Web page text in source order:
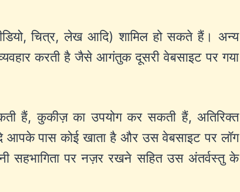
चित्र, लेख आदि) शामिल हो सकते हैं। अन्य
करती है जैसे आगंतुक दूसरी वेबसाइट पर गया
हैं, कुकीज़ का उपयोग कर सकती हैं, अतिरिक्त
आपके पास कोई खाता है और उस वेबसाइट पर लॉग
सहभागिता पर नज़र रखने सहित उस अंतर्वस्तु के